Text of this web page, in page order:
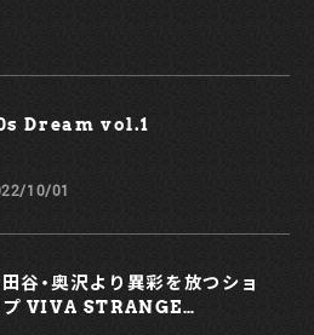
Dream vol.1￼
10/01
谷・奥沢より異彩を放つショ
プ VIVA STRANGE